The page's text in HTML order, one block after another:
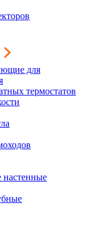
для
термостатов
настенные